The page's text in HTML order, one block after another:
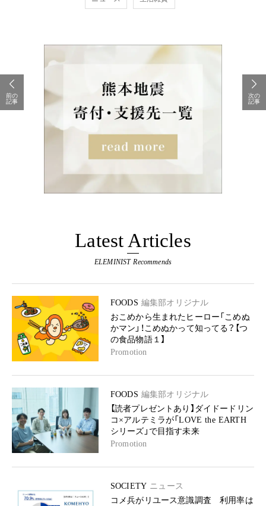
Latest Articles
ELEMINIST Recommends
FOODS 編集部オリジナル
おこめから生まれたヒーロー「こめぬ
かマン」！こめぬかって知ってる？【つ
の食品物語１】
Promotion
FOODS 編集部オリジナル
【読者プレゼントあり】ダイドードリン
コ×アルテミラが「LOVE the EARTH
シリーズ」で目指す未来
Promotion
SOCIETY ニュース
コメ兵がリユース意識調査 利用率は
前の
記事
次の
記事